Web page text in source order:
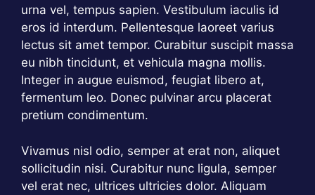
urna vel, tempus sapien. Vestibulum iaculis id
eros id interdum. Pellentesque laoreet varius
lectus sit amet tempor. Curabitur suscipit massa
eu nibh tincidunt, et vehicula magna mollis.
Integer in augue euismod, feugiat libero at,
fermentum leo. Donec pulvinar arcu placerat
pretium condimentum.
Vivamus nisl odio, semper at erat non, aliquet
sollicitudin nisi. Curabitur nunc ligula, semper
vel erat nec, ultrices ultricies dolor. Aliquam